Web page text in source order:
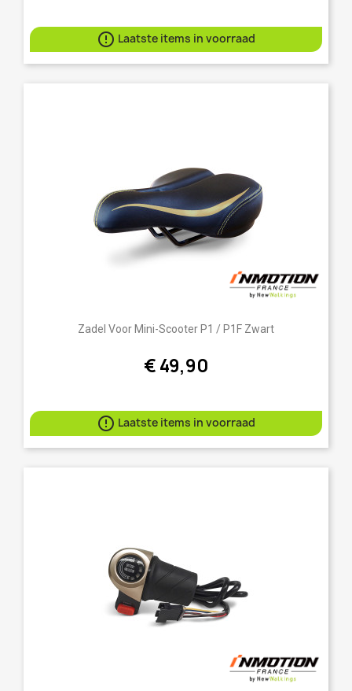
 Laatste items in voorraad
Zadel Voor Mini-Scooter P1 / P1F Zwart
€ 49,90
 Laatste items in voorraad